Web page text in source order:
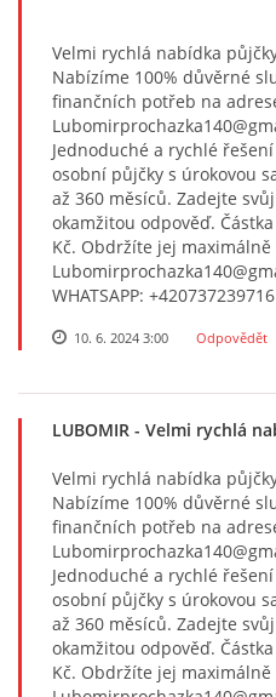
Velmi rychlá nabídka
Nabízíme 100% důvěrné
finančních potřeb na
Jednoduché a rychlé
osobní půjčky s úrokovou
až 360 měsíců. Zadejte
okamžitou odpověď.
Kč. Obdržíte jej
WHATSAPP: +420737239716
10. 6. 2024 3:00 Odpovědět
LUBOMIR - Velmi rychlá
Velmi rychlá nabídka
Nabízíme 100% důvěrné
finančních potřeb na
Jednoduché a rychlé
osobní půjčky s úrokovou
až 360 měsíců. Zadejte
okamžitou odpověď.
Kč. Obdržíte jej